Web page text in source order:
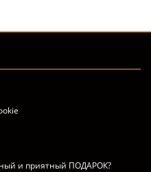
и приятный ПОДАРОК?